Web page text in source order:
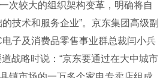
次较大的组织架构变革，明确将自
技术和服务企业”。京东集团高级副
子及消费品零售事业群总裁闫小兵
战略时说：“京东要通过在大中城市